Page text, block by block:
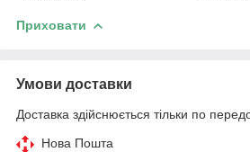
Приховати
Умови доставки
Доставка здійснюється тільки по
Нова Пошта